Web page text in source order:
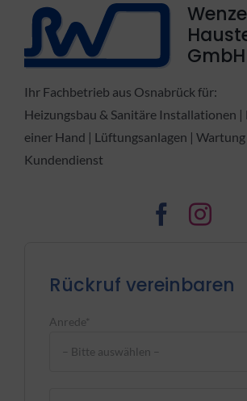
GmbH
Ihr Fachbetrieb aus Osnabrück für:
Heizungsbau & Sanitäre Installationen |
einer Hand | Lüftungsanlagen |
Kundendienst
Rückruf vereinbaren
Anrede*